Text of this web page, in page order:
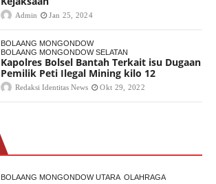
Admin Jan 25, 2024
BOLAANG MONGONDOW
BOLAANG MONGONDOW SELATAN
Kapolres Bolsel Bantah Terkait isu Dugaan
Pemilik Peti Ilegal Mining kilo 12
Redaksi Identitas News Okt 29, 2022
BOLAANG MONGONDOW UTARA OLAHRAGA